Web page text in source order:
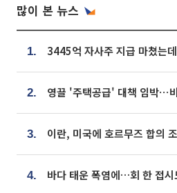
많이 본 뉴스
1.
2.
3.
4. 바다 태운 폭염에…회 한 접시